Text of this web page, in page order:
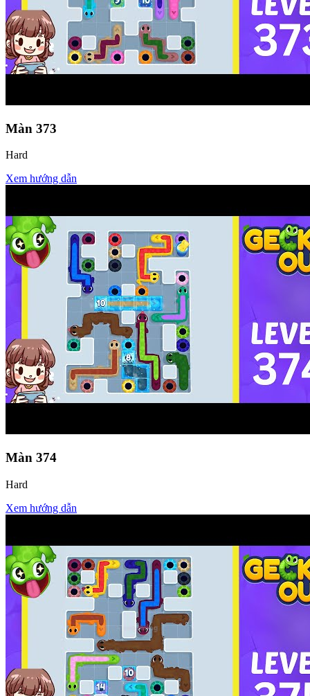
Màn 373
Hard
Xem hướng dẫn
Màn 374
Hard
Xem hướng dẫn